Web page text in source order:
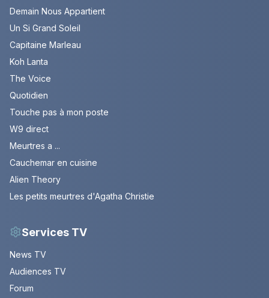
Demain Nous Appartient
Un Si Grand Soleil
Capitaine Marleau
Koh Lanta
The Voice
Quotidien
Touche pas à mon poste
W9 direct
Meurtres a ...
Cauchemar en cuisine
Alien Theory
Les petits meurtres d'Agatha Christie
Services TV
News TV
Audiences TV
Forum